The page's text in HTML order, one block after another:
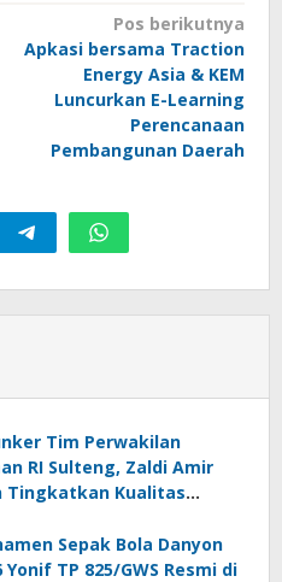
Pos berikutnya
Apkasi bersama Traction
Energy Asia & KEM
Luncurkan E-Learning
Perencanaan
Pembangunan Daerah
Tim Perwakilan
RI Sulteng, Zaldi Amir
Tingkatkan Kualitas
Sepak Bola Danyon
Yonif TP 825/GWS Resmi di